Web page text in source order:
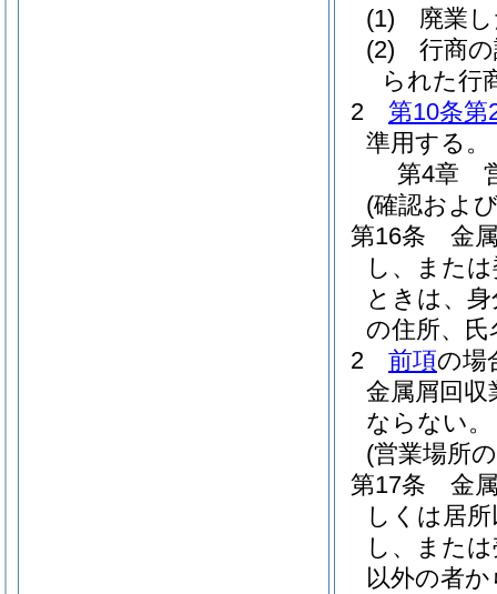
(1)
廃業
(2)
行商
られた行
2
第10条第
準用する。
第4章
(確認およ
第16条
金
し、また
ときは、
の住所、
2
前項の場
金属屑回
ならない。
(営業場所
第17条
金
しくは居
し、また
以外の者